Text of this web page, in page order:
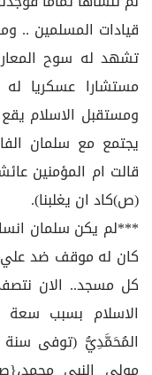
قيادات المسلمين ..
تشهد له سوح
مستشارا عسكريا له
ومستقبل الاسلام
يجتمع مع سلمان
قالت ام المؤمنين
(ص)كاد ان يغلبنا).
***لم يكن سلمان
كان له موقف ضد علي
كل مسجد.. الان
الاسلام بسبب